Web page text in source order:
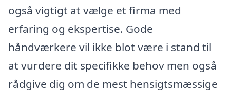
også vigtigt at vælge et firma med
erfaring og ekspertise. Gode
håndværkere vil ikke blot være i stand til
at vurdere dit specifikke behov men også
rådgive dig om de mest hensigtsmæssige